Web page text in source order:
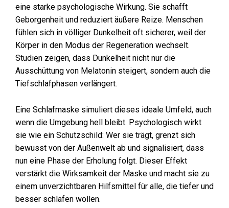
eine starke psychologische Wirkung. Sie schafft
Geborgenheit und reduziert äußere Reize. Menschen
fühlen sich in völliger Dunkelheit oft sicherer, weil der
Körper in den Modus der Regeneration wechselt.
Studien zeigen, dass Dunkelheit nicht nur die
Ausschüttung von Melatonin steigert, sondern auch die
Tiefschlafphasen verlängert.
Eine Schlafmaske simuliert dieses ideale Umfeld, auch
wenn die Umgebung hell bleibt. Psychologisch wirkt
sie wie ein Schutzschild: Wer sie trägt, grenzt sich
bewusst von der Außenwelt ab und signalisiert, dass
nun eine Phase der Erholung folgt. Dieser Effekt
verstärkt die Wirksamkeit der Maske und macht sie zu
einem unverzichtbaren Hilfsmittel für alle, die tiefer und
besser schlafen wollen.